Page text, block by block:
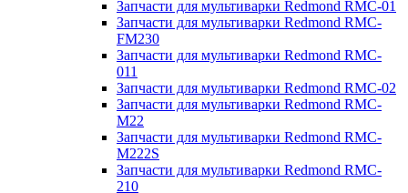
Запчасти для мультиварки Redmond RMC-01
Запчасти для мультиварки Redmond RMC-
FM230
Запчасти для мультиварки Redmond RMC-
011
Запчасти для мультиварки Redmond RMC-02
Запчасти для мультиварки Redmond RMC-
M22
Запчасти для мультиварки Redmond RMC-
M222S
Запчасти для мультиварки Redmond RMC-
210